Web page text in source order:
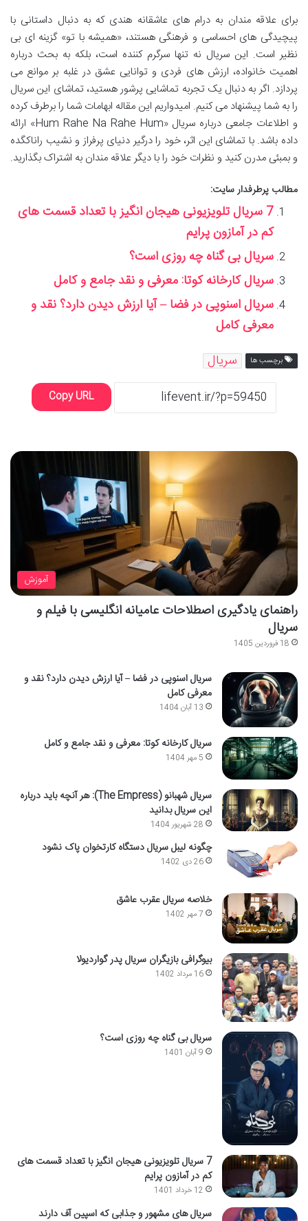
برای علاقه مندان به درام های عاشقانه هندی که به دنبال داستانی با
پیچیدگی های احساسی و فرهنگی هستند، «همیشه با تو» گزینه ای بی
نظیر است. این سریال نه تنها سرگرم کننده است، بلکه به بحث درباره
اهمیت خانواده، ارزش های فردی و توانایی عشق در غلبه بر موانع می
پردازد. اگر به دنبال یک تجربه تماشایی پرشور هستید، تماشای این سریال
را به شما پیشنهاد می کنیم. امیدواریم این مقاله ابهامات شما را برطرف کرده
و اطلاعات جامعی درباره سریال «Hum Rahe Na Rahe Hum» ارائه
داده باشد. با تماشای این اثر، خود را درگیر دنیای پرفراز و نشیب راناکگده
و بمبئی مدرن کنید و نظرات خود را با دیگر علاقه مندان به اشتراک بگذارید.
مطالب پرطرفدار سایت:
7 سریال تلویزیونی هیجان انگیز با تعداد قسمت های
کم در آمازون پرایم
سریال بی گناه چه روزی است؟
سریال کارخانه کوتا: معرفی و نقد جامع و کامل
سریال اسنوپی در فضا – آیا ارزش دیدن دارد؟ نقد و
معرفی کامل
برچسب ها سریال
Copy URL
آموزش
راهنمای یادگیری اصطلاحات عامیانه انگلیسی با فیلم و
سریال
18 فروردین 1405
سریال اسنوپی در فضا – آیا ارزش دیدن دارد؟ نقد و
معرفی کامل
13 آبان 1404
سریال کارخانه کوتا: معرفی و نقد جامع و کامل
5 مهر 1404
سریال شهبانو (The Empress): هر آنچه باید درباره
این سریال بدانید
28 شهریور 1404
چگونه لیبل سریال دستگاه کارتخوان پاک نشود
26 دی 1402
خلاصه سریال عقرب عاشق
7 مهر 1402
بیوگرافی بازیگران سریال پدر گواردیولا
16 مرداد 1402
سریال بی گناه چه روزی است؟
9 آبان 1401
7 سریال تلویزیونی هیجان انگیز با تعداد قسمت های
کم در آمازون پرایم
12 خرداد 1401
سریال های مشهور و جذابی که اسپین آف دارند